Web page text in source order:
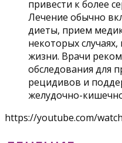
привести к более
Лечение обычно
диеты, прием
некоторых
жизни. Врачи
обследования для
рецидивов и
желудочно-
https://youtube.com/